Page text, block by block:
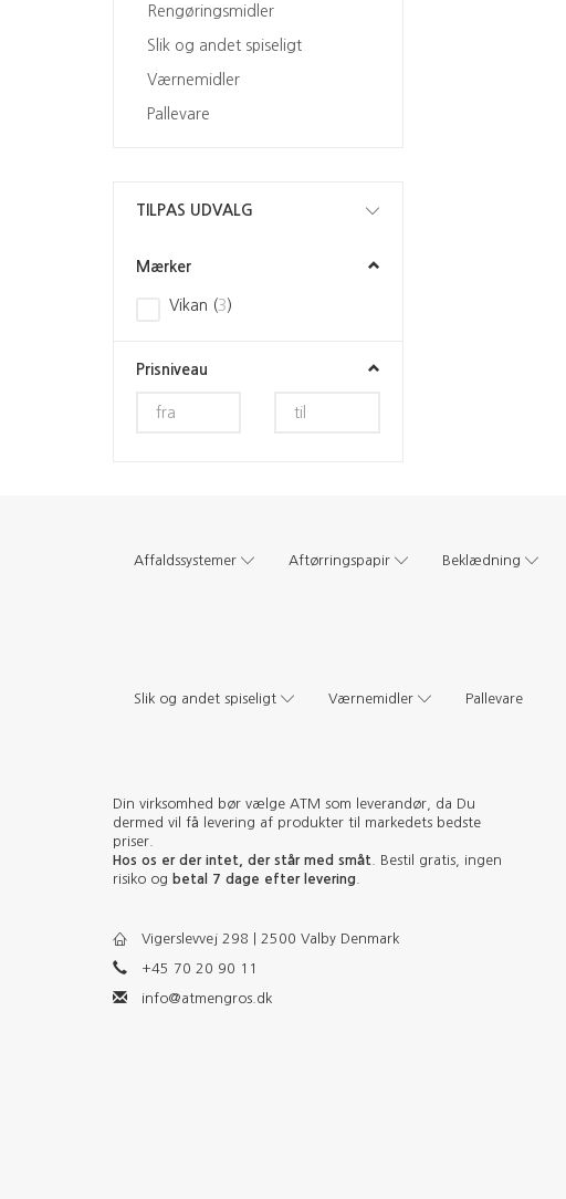
Rengøringsmidler
Slik og andet spiseligt
Værnemidler
Pallevare
TILPAS UDVALG
Mærker
Vikan ( 3 )
Prisniveau
Affaldssystemer Aftørringspapir Beklædning
Slik og andet spiseligt Værnemidler Pallevare
Din virksomhed bør vælge ATM som leverandør, da Du
dermed vil få levering af produkter til markedets bedste
priser.
Hos os er der intet, der står med småt . Bestil gratis, ingen
risiko og betal 7 dage efter levering
Vigerslevvej 298 | 2500 Valby Denmark
+45 70 20 90 11
info@atmengros.dk